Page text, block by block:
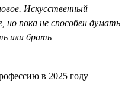
Искусственный
но пока не способен думать
или брать